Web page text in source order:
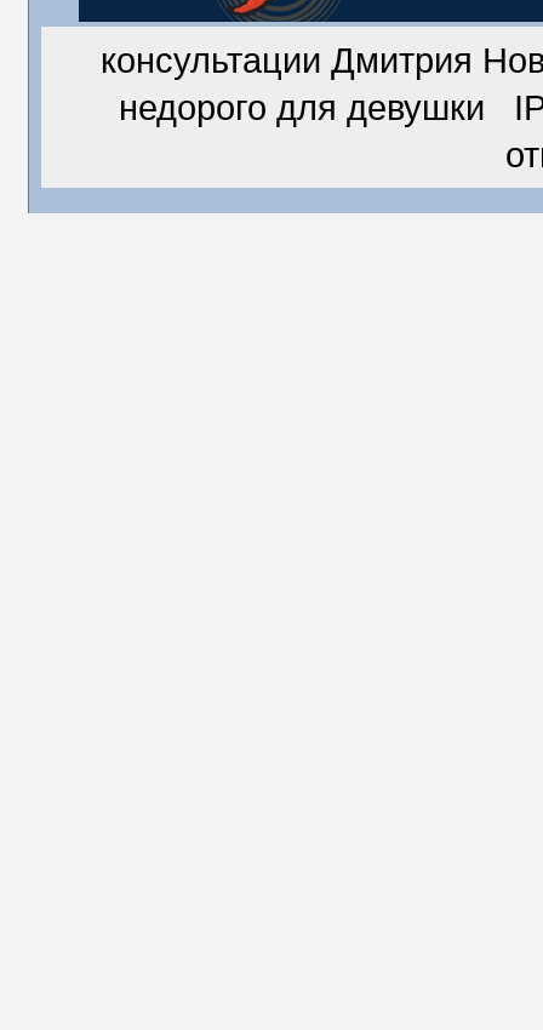
консультации Дмитрия
недорого для девушки